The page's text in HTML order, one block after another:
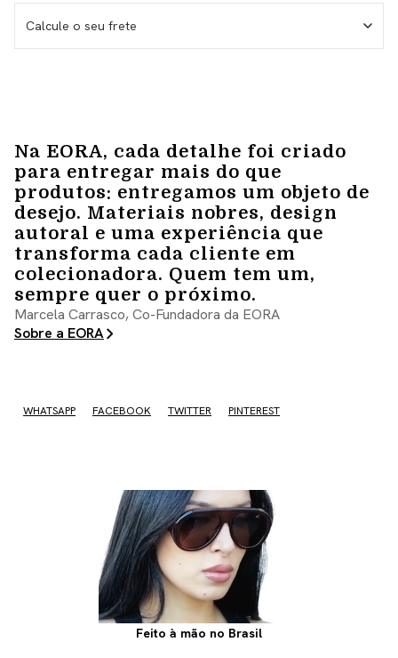
Medida da lente – 53 mm
Medida do frontal total – 143 mm
Calcule o seu frete
Na EORA, cada detalhe foi criado
para entregar mais do que
produtos: entregamos um objeto de
desejo. Materiais nobres, design
autoral e uma experiência que
transforma cada cliente em
colecionadora. Quem tem um,
sempre quer o próximo.
Marcela Carrasco, Co-Fundadora da EORA
Sobre a EORA
WHATSAPP FACEBOOK TWITTER PINTEREST
Feito à mão no Brasil